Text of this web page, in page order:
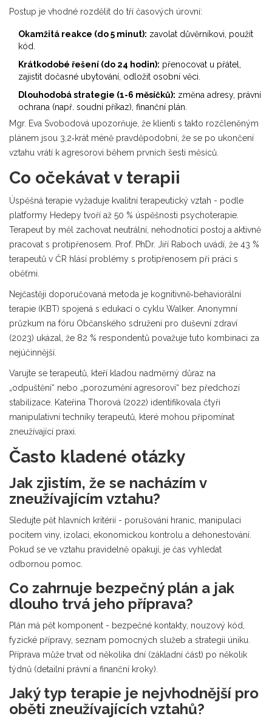
Postup je vhodné rozdělit do tří časových úrovní:
Okamžitá reakce (do 5 minut): zavolat důvěrníkovi, použít
kód.
Krátkodobé řešení (do 24 hodin): přenocovat u přátel,
zajistit dočasné ubytování, odložit osobní věci.
Dlouhodobá strategie (1-6 měsíčků): změna adresy, právní
ochrana (např. soudní příkaz), finanční plán.
Mgr. Eva Svobodová upozorňuje, že klienti s takto rozčleněným
plánem jsou 3,2‑krát méně pravděpodobní, že se po ukončení
vztahu vrátí k agresorovi během prvních šesti měsíců.
Co očekávat v terapii
Úspěšná terapie vyžaduje kvalitní terapeutický vztah - podle
platformy Hedepy tvoří až 50 % úspěšnosti psychoterapie.
Terapeut by měl zachovat neutrální, nehodnotící postoj a aktivně
pracovat s protipřenosem. Prof. PhDr. Jiří Raboch uvádí, že 43 %
terapeutů v ČR hlásí problémy s protipřenosem při práci s
oběťmi.
Nejčastěji doporučovaná metoda je kognitivně‑behaviorální
terapie (KBT) spojená s edukací o cyklu Walker. Anonymní
průzkum na fóru Občanského sdružení pro duševní zdraví
(2023) ukázal, že 82 % respondentů považuje tuto kombinaci za
nejúčinnější.
Varujte se terapeutů, kteří kladou nadměrný důraz na
„odpuštění“ nebo „porozumění agresorovi“ bez předchozí
stabilizace. Kateřina Thorová (2022) identifikovala čtyři
manipulativní techniky terapeutů, které mohou připomínat
zneužívající praxi.
Často kladené otázky
Jak zjistím, že se nacházím v
zneužívajícím vztahu?
Sledujte pět hlavních kritérií - porušování hranic, manipulaci
pocitem viny, izolaci, ekonomickou kontrolu a dehonestování.
Pokud se ve vztahu pravidelně opakují, je čas vyhledat
odbornou pomoc.
Co zahrnuje bezpečný plán a jak
dlouho trvá jeho příprava?
Plán má pět komponent - bezpečné kontakty, nouzový kód,
fyzické přípravy, seznam pomocných služeb a strategii úniku.
Příprava může trvat od několika dní (základní část) po několik
týdnů (detailní právní a finanční kroky).
Jaký typ terapie je nejvhodnější pro
oběti zneužívajících vztahů?